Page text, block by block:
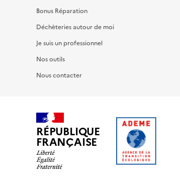
Bonus Réparation
Déchèteries autour de moi
Je suis un professionnel
Nos outils
Nous contacter
RÉPUBLIQUE
FRANÇAISE